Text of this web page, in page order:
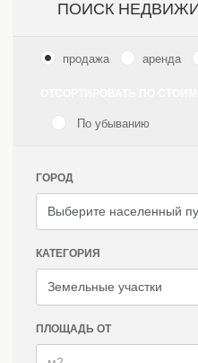
ПОИСК
продажа аренда
По убыванию
ГОРОД
КАТЕГОРИЯ
ПЛОЩАДЬ ОТ